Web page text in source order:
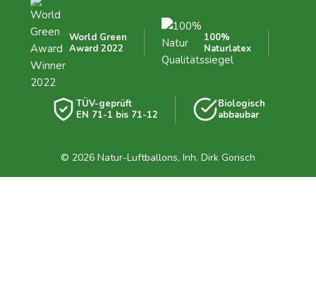
World Green
Award 2022
100%
Naturlatex
TÜV-geprüft
EN 71-1 bis 71-12
Biologisch
abbaubar
© 2026 Natur-Luftballons, Inh. Dirk Gorisch